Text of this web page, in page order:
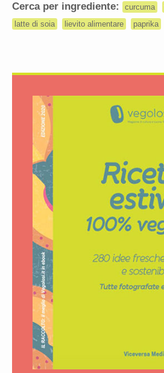
Cerca per ingrediente: curcuma
latte di soia
lievito alimentare paprika